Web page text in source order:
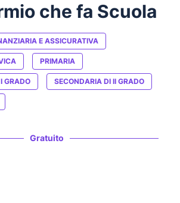
che fa Scuola
E ASSICURATIVA
PRIMARIA
GRADO SECONDARIA DI II GRADO
Gratuito